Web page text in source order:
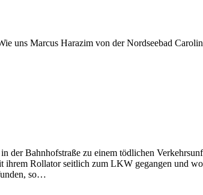
uns Marcus Harazim von der Nordseebad
Bahnhofstraße zu einem tödlichen
Rollator seitlich zum LKW gegangen und
so…